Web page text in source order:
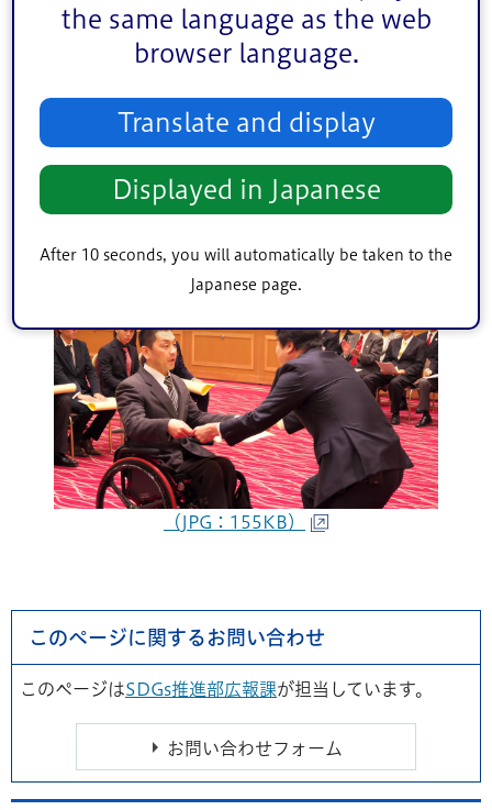
the same language as the web
browser language.
Translate and display
Displayed in Japanese
After 10 seconds, you will automatically be taken to the
Japanese page.
（JPG：132KB）
（JPG：155KB）
このページに関するお問い合わせ
このページはSDGs推進部広報課が担当しています。